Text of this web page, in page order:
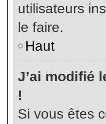
utilisateurs
le faire.
Haut
J’ai modifié
!
Si vous êtes